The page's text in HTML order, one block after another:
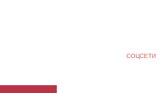
СОЦСЕТИ